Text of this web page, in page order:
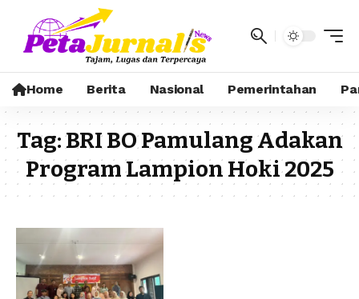
Home Berita Nasional Pemerintahan
Tag:BRI BO Pamulang Adakan
Program Lampion Hoki 2025